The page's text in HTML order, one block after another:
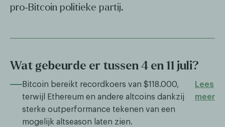
pro‑Bitcoin politieke partij.
Wat gebeurde er tussen 4 en 11 juli?
Bitcoin bereikt recordkoers van $118.000,
terwijl Ethereum en andere altcoins dankzij
sterke outperformance tekenen van een
mogelijk altseason laten zien.​​
Lees
meer